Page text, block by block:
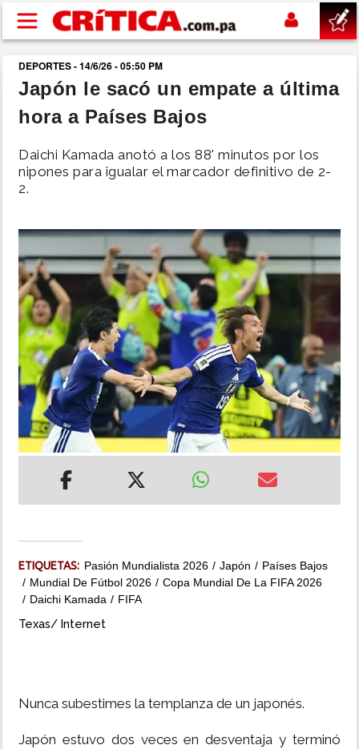
Pasar al contenido principal
buscar
SUCESOS
NACIONAL
DEPORTES
MUNDO
INSÓLITAS
MULTIMEDIA
IMPRESO
DEPORTES - 14/6/26 - 05:50 PM
Japón le sacó un empate a última
hora a Países Bajos
Daichi Kamada anotó a los 88' minutos por los
nipones para igualar el marcador definitivo de 2-
2.
ETIQUETAS: Pasión Mundialista 2026 Japón
Países Bajos
Mundial De Fútbol 2026
Copa Mundial De La FIFA 2026
Daichi Kamada
FIFA
Texas/ Internet
Nunca subestimes la templanza de un japonés.
Japón estuvo dos veces en desventaja y terminó